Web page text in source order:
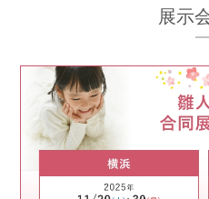
展示